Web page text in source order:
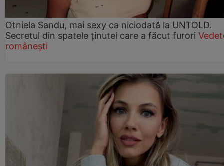
Otniela Sandu, mai sexy ca niciodată la UNTOLD.
Secretul din spatele ținutei care a făcut furori
românești